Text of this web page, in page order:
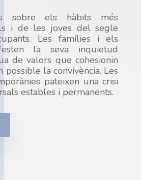
sobre els hàbits més
i de les joves del segle
Les famílies i els
la seva inquietud
de valors que cohesionin
possible la convivència. Les
pateixen una crisi
estables i permanents.